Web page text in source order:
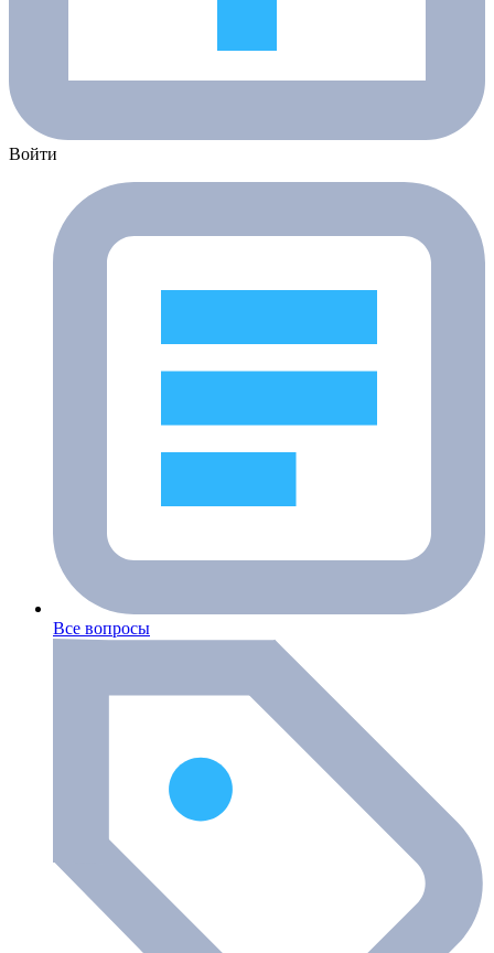
Войти
Все вопросы